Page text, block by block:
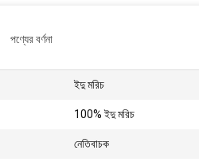
পণ্যের বর্ণনা
ইদু মরিচ
100% ইদু মরিচ
নেতিবাচক